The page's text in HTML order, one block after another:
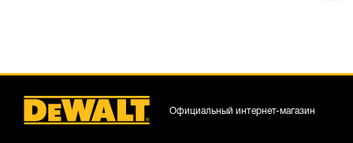
Официальный интернет-магазин